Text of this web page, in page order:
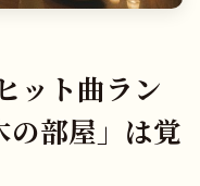
ット曲ラン
の部屋」は覚